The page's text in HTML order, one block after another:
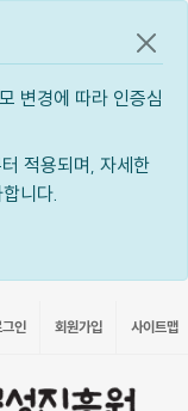
변경에 따라 인증심
적용되며, 자세한
니다.
공지
인 회원가입 사이트맵